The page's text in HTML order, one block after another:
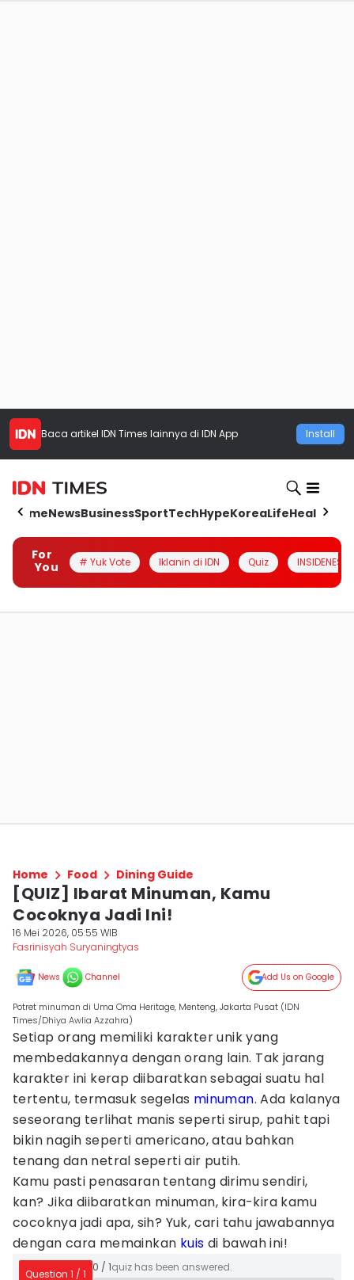
Baca artikel IDN Times lainnya di IDN App Install
HomeNewsBusinessSportTechHypeKoreaLifeHealth
For
You
# Yuk Vote Iklanin di IDN Quiz INSIDENESIA
Home Food Dining Guide
[QUIZ] Ibarat Minuman, Kamu
Cocoknya Jadi Ini!
16 Mei 2026, 05:55 WIB
Fasrinisyah Suryaningtyas
News Channel Add Us on Google
Potret minuman di Uma Oma Heritage, Menteng, Jakarta Pusat (IDN
Times/Dhiya Awlia Azzahra)
Setiap orang memiliki karakter unik yang
membedakannya dengan orang lain. Tak jarang
karakter ini kerap diibaratkan sebagai suatu hal
tertentu, termasuk segelas minuman. Ada kalanya
seseorang terlihat manis seperti sirup, pahit tapi
bikin nagih seperti americano, atau bahkan
tenang dan netral seperti air putih.
Kamu pasti penasaran tentang dirimu sendiri,
kan? Jika diibaratkan minuman, kira-kira kamu
cocoknya jadi apa, sih? Yuk, cari tahu jawabannya
dengan cara memainkan kuis di bawah ini!
Question 1 / 1
0 / 1quiz has been answered.